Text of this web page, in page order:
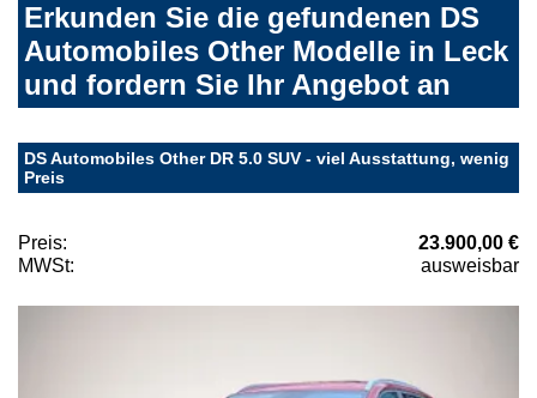
Erkunden Sie die gefundenen DS
Automobiles Other Modelle in Leck
und fordern Sie Ihr Angebot an
DS Automobiles Other DR 5.0 SUV - viel Ausstattung, wenig
Preis
Preis:
23.900,00 €
MWSt:
ausweisbar